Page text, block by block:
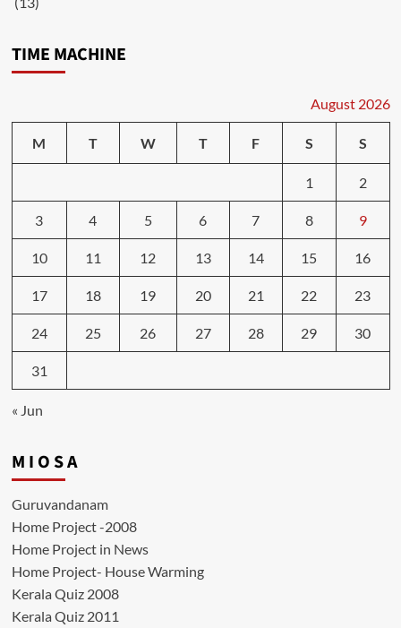
TIME MACHINE
August 2026
M T W T F S S
1 2
3 4 5 6 7 8 9
10 11 12 13 14 15 16
17 18 19 20 21 22 23
24 25 26 27 28 29 30
31
« Jun
M I O S A
Guruvandanam
Home Project -2008
Home Project in News
Home Project- House Warming
Kerala Quiz 2008
Kerala Quiz 2011